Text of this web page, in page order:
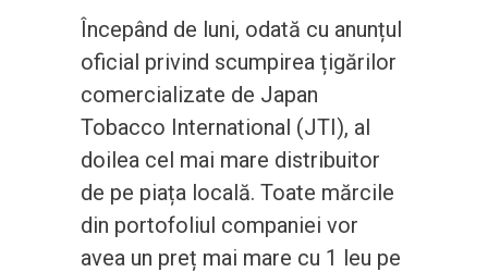
Începând de luni, odată cu anunțul
oficial privind scumpirea țigărilor
comercializate de Japan
Tobacco International (JTI), al
doilea cel mai mare distribuitor
de pe piața locală. Toate mărcile
din portofoliul companiei vor
avea un preț mai mare cu 1 leu pe